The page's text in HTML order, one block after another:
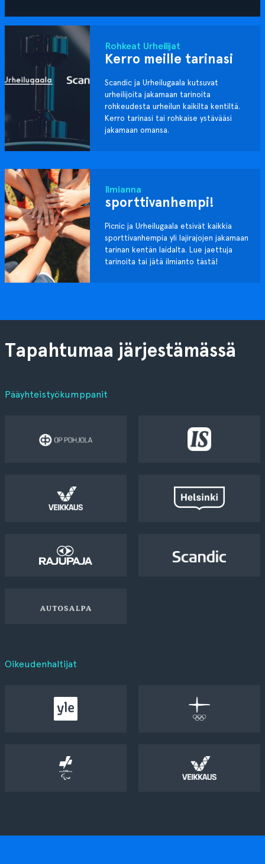
Rohkeat Urheilijat
Kerro meille tarinasi
Scandic ja Urheilugaala kutsuvat
urheilijoita jakamaan tarinoita
rohkeudesta urheilun kaikilta kentiltä.
Kerro tarinasi tai rohkaise ystävääsi
jakamaan omansa.
Ilmianna
sporttivanhempi!
Picnic ja Urheilugaala etsivät kaikkia
sporttivanhempia yli lajirajojen jakamaan
tarinan kentän laidalta. Lue jaettuja
tarinoita tai jätä ilmianto tästä!
Tapahtumaa järjestämässä
Pääyhteistyökumppanit
Oikeudenhaltijat